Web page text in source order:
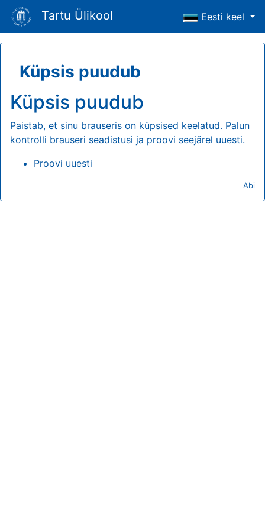
Tartu Ülikool Eesti keel
Küpsis puudub
Küpsis puudub
Paistab, et sinu brauseris on küpsised keelatud. Palun
kontrolli brauseri seadistusi ja proovi seejärel uuesti.
Proovi uuesti
Abi